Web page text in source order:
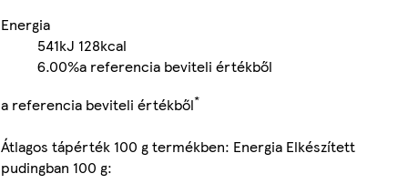
Energia
541kJ 128kcal
6.00%a referencia beviteli értékből
a referencia beviteli értékből*
Átlagos tápérték 100 g termékben: Energia Elkészített
pudingban 100 g: